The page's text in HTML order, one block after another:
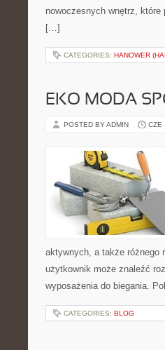
nowoczesnych wnętrz,
[…]
CATEGORIES: HANOWER
EKO MODA
POSTED BY ADMIN CZE
aktywnych, a także różnego
użytkownik może znaleźć
wyposażenia do biegania.
CATEGORIES: BLOG